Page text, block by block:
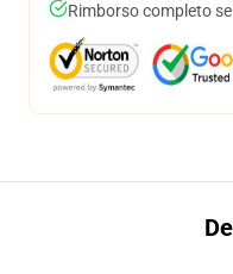
Rimborso completo